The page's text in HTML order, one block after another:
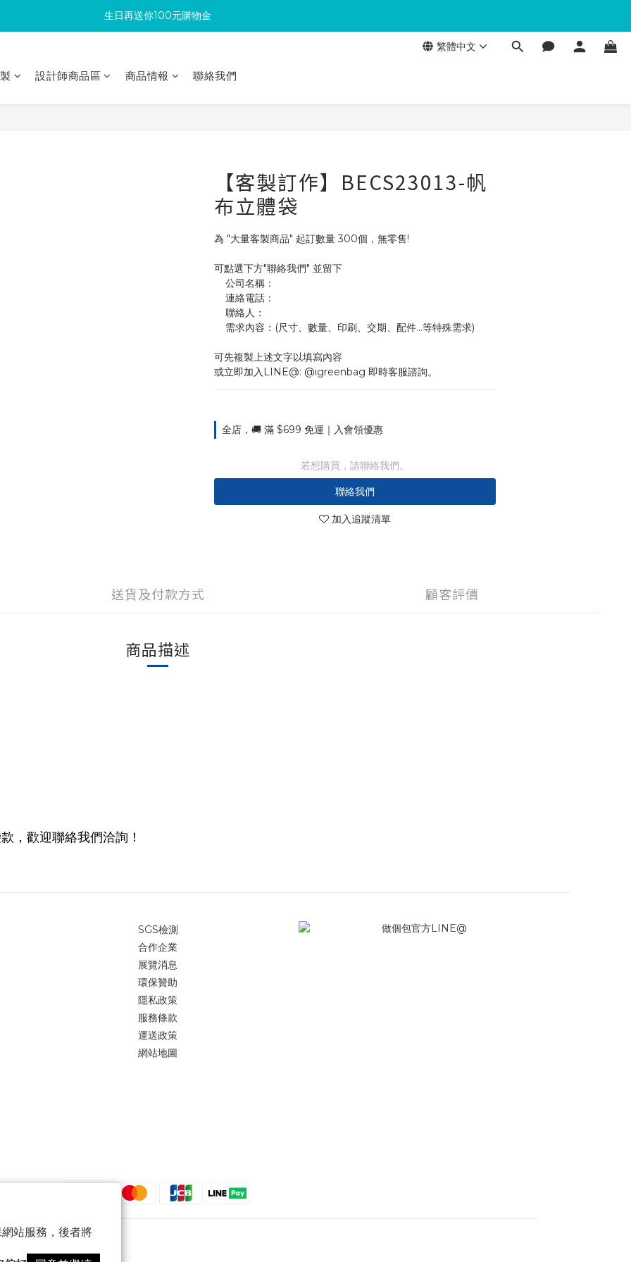
站服務，後者將
滿300回饋10%購物金
生日再送你100元購物金
滿300回饋10%購物金
繁體中文
設計師商品區 商品情報 聯絡我們
【客製訂作】BECS23013-帆
布立體袋
為 "大量客製商品" 起訂數量 300個，無零售!
可點選下方"聯絡我們" 並留下
    公司名稱：
    連絡電話：
    聯絡人：
    需求內容：(尺寸、數量、印刷、交期、配件...等特殊需求)
可先複製上述文字以填寫內容
或立即加入LINE@: @igreenbag 即時客服諮詢。
全店，🚚 滿 $699 免運｜入會領優惠
若想購買，請聯絡我們。
聯絡我們
加入追蹤清單
送貨及付款方式 顧客評價
商品描述
，歡迎聯絡我們洽詢！
SGS檢測
合作企業
展覽消息
環保贊助
隱私政策
服務條款
運送政策
網站地圖